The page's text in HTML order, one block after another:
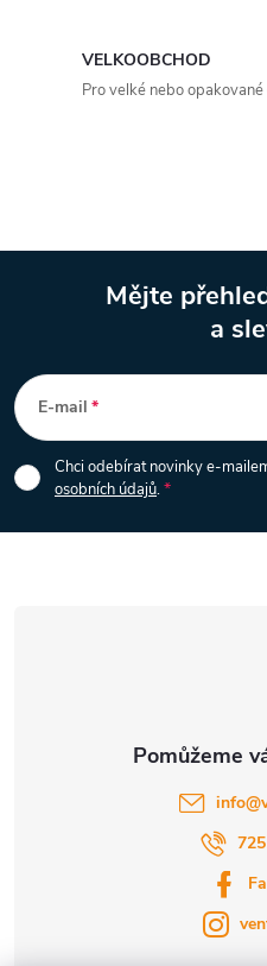
y
p
i
s
u
VELKOOBCHOD
Pro velké nebo
á
p
a
Mějte
a
E-mail
Chci odebírat novinky e-
osobních údajů.
info@